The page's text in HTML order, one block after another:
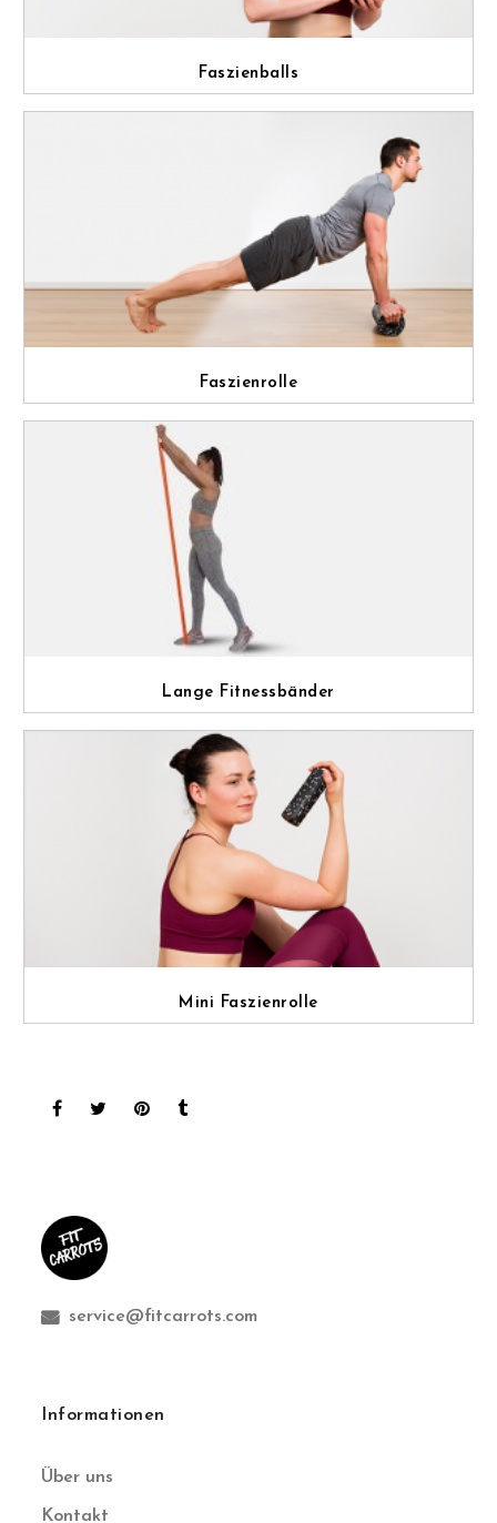
Faszienballs
Faszienrolle
Lange Fitnessbänder
Mini Faszienrolle
service@fitcarrots.com
Informationen
Über uns
Kontakt